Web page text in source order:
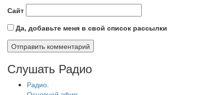
Сайт
Да, добавьте меня в свой список рассылки
Слушать Радио
Радио.